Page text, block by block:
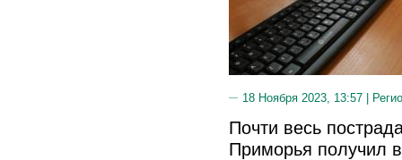
18 Ноября 2023, 13:57 |
Почти весь
Приморья получил